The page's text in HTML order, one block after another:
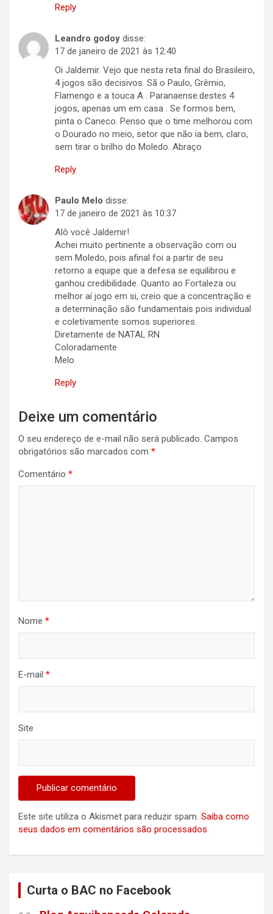
Reply
Leandro godoy disse:
17 de janeiro de 2021 às 12:40
Oi Jaldemir. Vejo que nesta reta final do Brasileiro,
4 jogos são decisivos. Sã o Paulo, Grêmio,
Flamengo e a touca A . Paranaense.destes 4
jogos, apenas um em casa . Se formos bem,
pinta o Caneco. Penso que o time melhorou com
o Dourado no meio, setor que não ia bem, claro,
sem tirar o brilho do Moledo. Abraço
Reply
Paulo Melo disse:
17 de janeiro de 2021 às 10:37
Alô você Jaldemir!
Achei muito pertinente a observação com ou
sem Moledo, pois afinal foi a partir de seu
retorno a equipe que a defesa se equilibrou e
ganhou credibilidade. Quanto ao Fortaleza ou
melhor aí jogo em si, creio que a concentração e
a determinação são fundamentais pois individual
e coletivamente somos superiores.
Diretamente de NATAL RN
Coloradamente
Melo
Reply
Deixe um comentário
O seu endereço de e-mail não será publicado. Campos
obrigatórios são marcados com *
Comentário *
Nome *
E-mail *
Site
Este site utiliza o Akismet para reduzir spam. Saiba como
seus dados em comentários são processados.
Curta o BAC no Facebook